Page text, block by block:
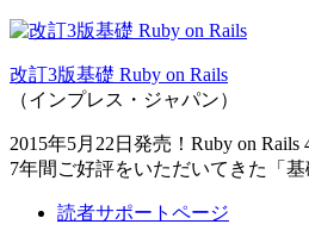
改訂3版基礎 Ruby on Rails
（インプレス・ジャパン）
2015年5月22日発売！Ruby on Rails
7年間ご好評をいただいてきた「基
読者サポートページ